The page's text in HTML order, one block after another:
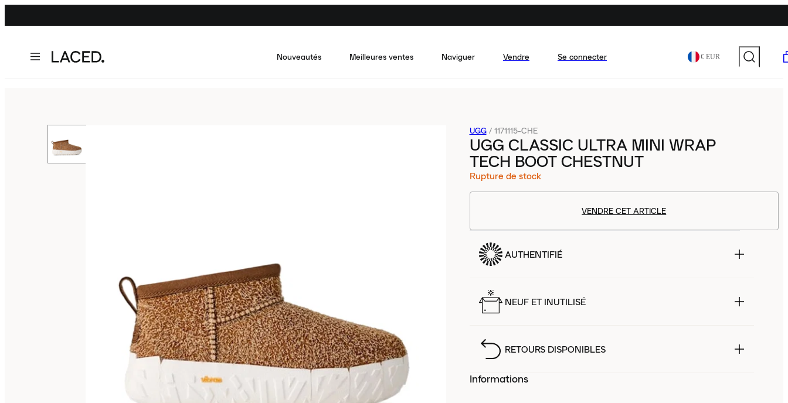
Nouveautés Meilleures ventes Naviguer Vendre Se connecter € EUR
UGG / 1171115-CHE
UGG CLASSIC ULTRA MINI WRAP
TECH BOOT CHESTNUT
Rupture de stock
VENDRE CET ARTICLE
AUTHENTIFIÉ
NEUF ET INUTILISÉ
RETOURS DISPONIBLES
Informations